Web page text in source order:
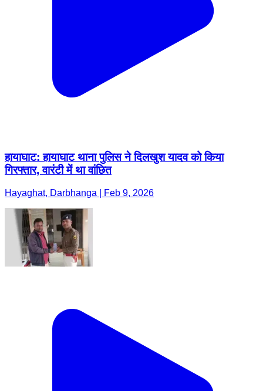
हायाघाट: हायाघाट थाना पुलिस ने दिलखुश यादव को किया
गिरफ्तार, वारंटी में था वांछित
Hayaghat, Darbhanga | Feb 9, 2026